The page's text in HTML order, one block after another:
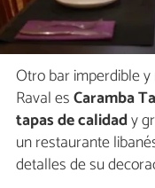
Otro bar imperdible
Raval esCaramba
tapas de calidady
un restaurante
detalles de su